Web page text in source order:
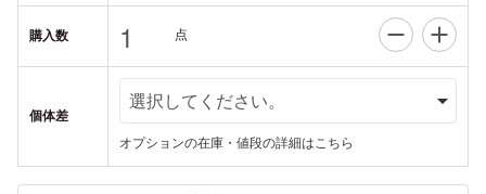
購入数 点
個体差
オプションの在庫・値段の詳細はこちら